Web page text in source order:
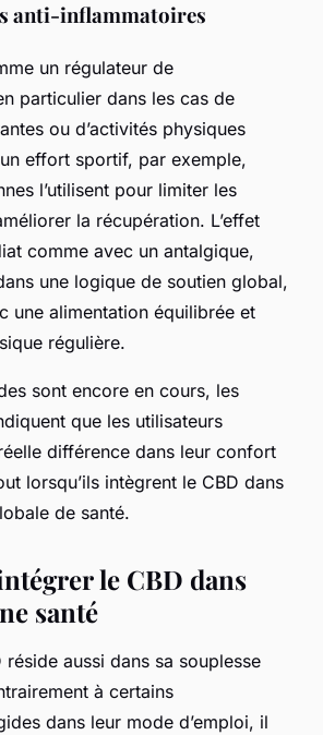
anti-inflammatoires
un régulateur de
particulier dans les cas de
ou d’activités physiques
effort sportif, par exemple,
l’utilisent pour limiter les
la récupération. L’effet
comme avec un antalgique,
une logique de soutien global,
une alimentation équilibrée et
régulière.
sont encore en cours, les
que les utilisateurs
différence dans leur confort
lorsqu’ils intègrent le CBD dans
de santé.
le CBD dans
santé
réside aussi dans sa souplesse
à certains
dans leur mode d’emploi, il